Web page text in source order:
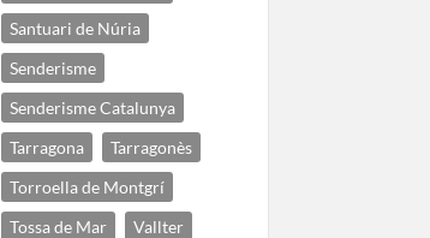
Santuari de Núria
Senderisme
Senderisme Catalunya
Tarragona
Tarragonès
Torroella de Montgrí
Tossa de Mar
Vallter